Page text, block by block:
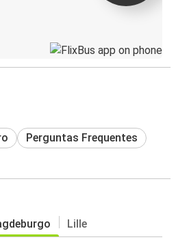
Perguntas Frequentes
Lille